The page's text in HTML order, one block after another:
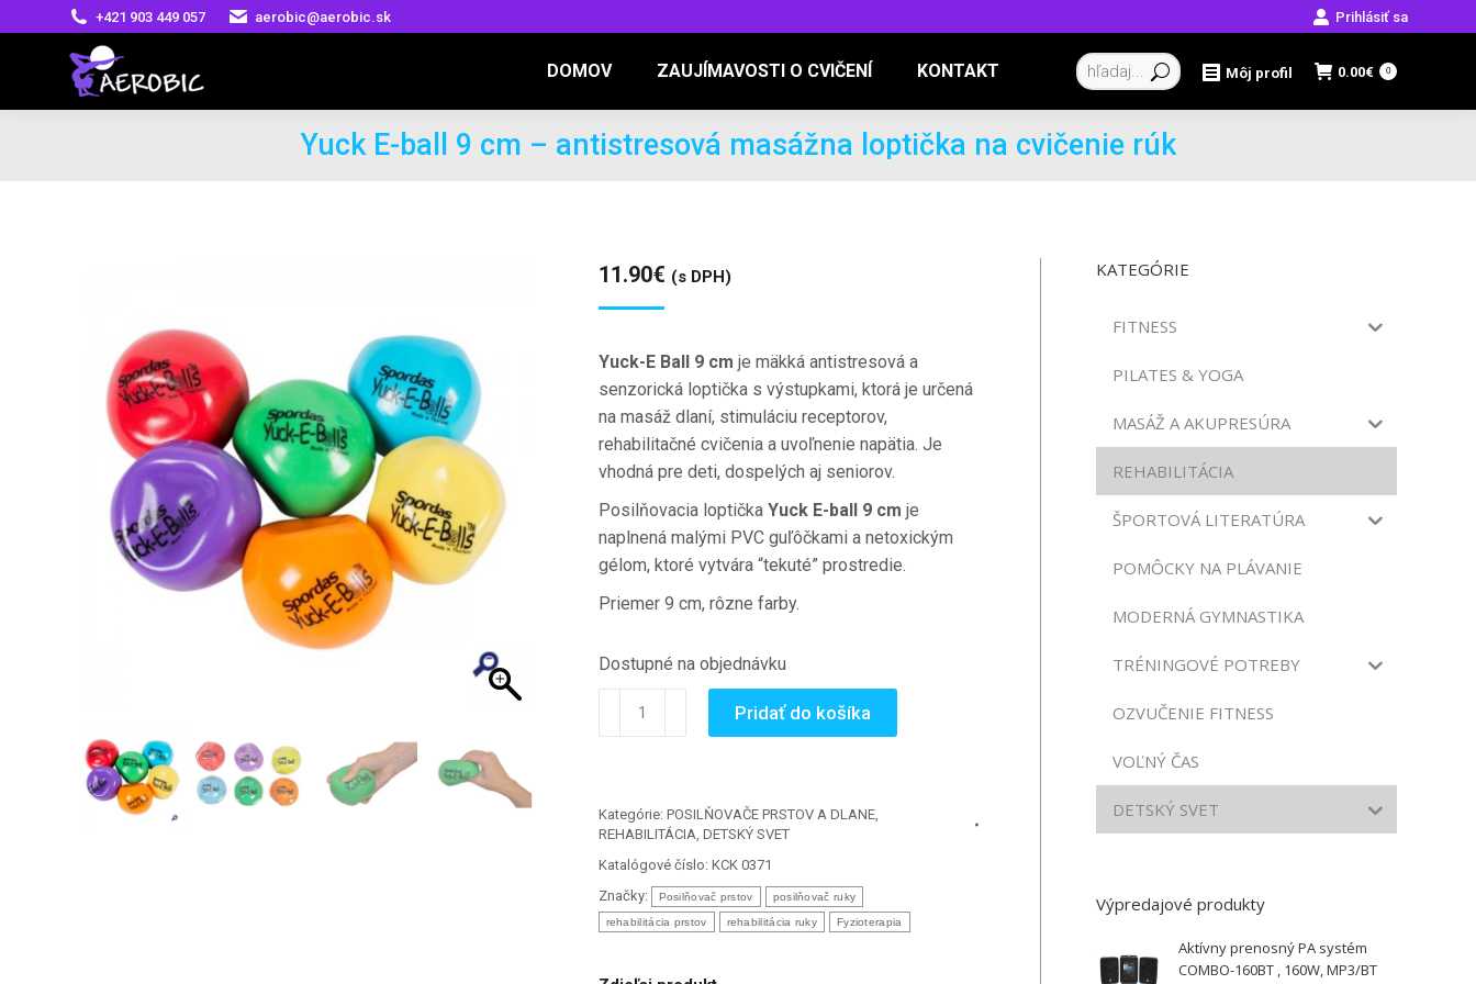
+421 903 449 057 aerobic@aerobic.sk Prihlásiť sa
DOMOV ZAUJÍMAVOSTI O CVIČENÍ KONTAKT Vyhľadávanie: Môj profil 0.00€ 0
Yuck E-ball 9 cm – antistresová masážna loptička na cvičenie rúk
11.90€ (s DPH)
Yuck-E Ball 9 cm je mäkká antistresová a
senzorická loptička s výstupkami, ktorá je určená
na masáž dlaní, stimuláciu receptorov,
rehabilitačné cvičenia a uvoľnenie napätia. Je
vhodná pre deti, dospelých aj seniorov.
Posilňovacia loptičkaYuck E-ball 9 cm je
naplnená malými PVC guľôčkami a netoxickým
gélom, ktoré vytvára “tekuté” prostredie.
Priemer 9 cm, rôzne farby.
Dostupné na objednávku
množstvo
9
cm
-
antistresová
masážna
na
Pridať do košíka
Kategórie: POSILŇOVAČE PRSTOV A DLANE,
REHABILITÁCIA, DETSKÝ SVET
Katalógové číslo: KCK 0371
Značky:
Posilňovač prstov posilňovač ruky
rehabilitácia prstov rehabilitácia ruky Fyzioterapia
KATEGÓRIE
FITNESS
PILATES & YOGA
MASÁŽ A AKUPRESÚRA
REHABILITÁCIA
ŠPORTOVÁ LITERATÚRA
POMÔCKY NA PLÁVANIE
MODERNÁ GYMNASTIKA
TRÉNINGOVÉ POTREBY
OZVUČENIE FITNESS
VOĽNÝ ČAS
DETSKÝ SVET
Výpredajové produkty
Aktívny prenosný PA systém
COMBO-160BT , 160W, MP3/BT